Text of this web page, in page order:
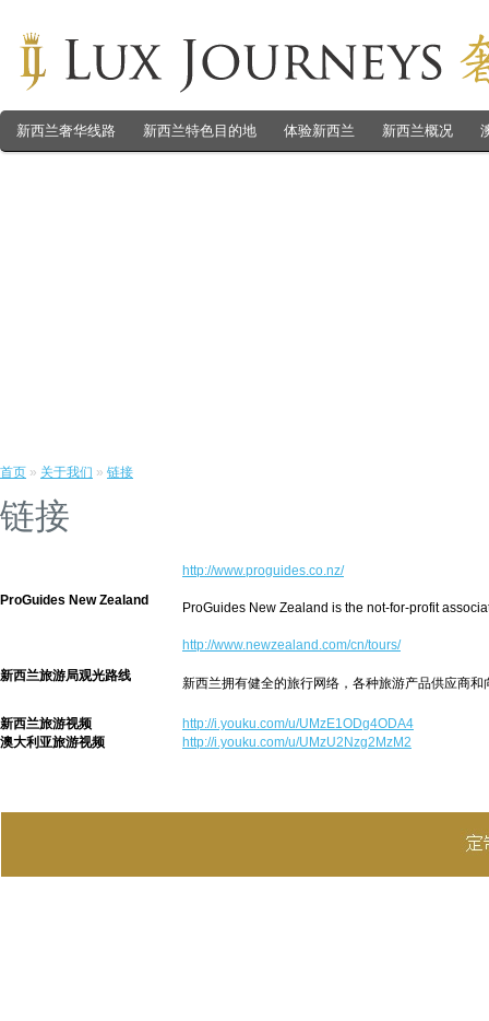
新西兰奢华线路 新西兰特色目的地 体验新西兰 新西兰概况
首页 » 关于我们 » 链接
链接
ProGuides New Zealand
http://www.proguides.co.nz/
ProGuides New Zealand is the not-for-profit
新西兰旅游局观光路线
http://www.newzealand.com/cn/tours/
新西兰拥有健全的旅行网络，各种旅游产品供应商
新西兰旅游视频
http://i.youku.com/u/UMzE1ODg4ODA4
澳大利亚旅游视频
http://i.youku.com/u/UMzU2Nzg2MzM2